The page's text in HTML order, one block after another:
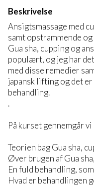
Beskrivelse
Ansigtsmassage med
samt opstrammende
Gua sha, cupping og
populært, og jeg har
med disse remedier
japansk lifting og det
behandling.
.
På kurset gennemgår
Teorien bag Gua sha,
Øver brugen af Gua
En fuld behandling,
Hvad er behandlingen